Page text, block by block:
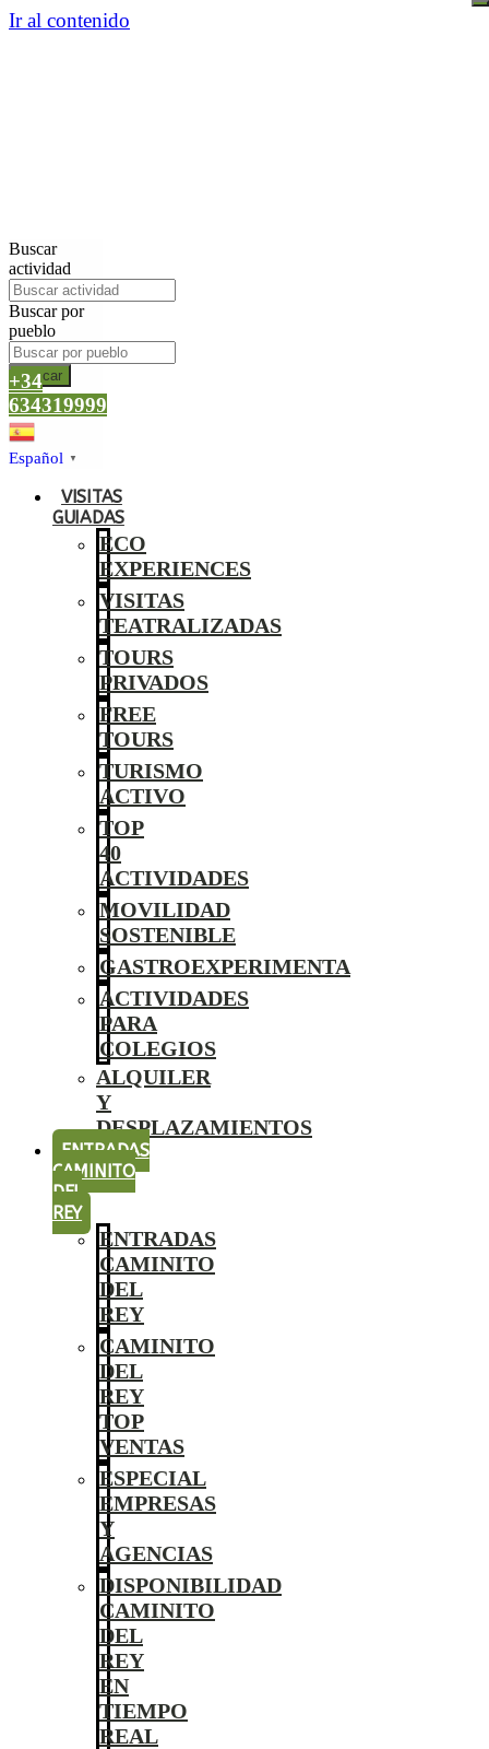
Ir al contenido
Buscar
actividad
Buscar por
pueblo
Buscar
+34
634319999
Español ▼
VISITAS
GUIADAS
ECO
EXPERIENCES
VISITAS
TEATRALIZADAS
TOURS
PRIVADOS
FREE
TOURS
TURISMO
ACTIVO
TOP
40
ACTIVIDADES
MOVILIDAD
SOSTENIBLE
GASTROEXPERIMENTA
ACTIVIDADES
PARA
COLEGIOS
ALQUILER
Y
DESPLAZAMIENTOS
ENTRADAS
CAMINITO
DEL
REY
ENTRADAS
CAMINITO
DEL
REY
CAMINITO
DEL
REY
TOP
VENTAS
ESPECIAL
EMPRESAS
Y
AGENCIAS
DISPONIBILIDAD
CAMINITO
DEL
REY
EN
TIEMPO
REAL